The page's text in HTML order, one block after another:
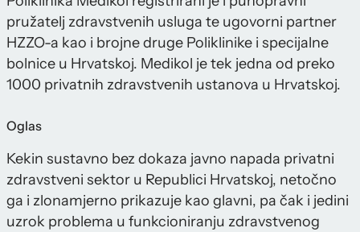
pružatelj zdravstvenih usluga te ugovorni partner
HZZO-a kao i brojne druge Poliklinike i specijalne
bolnice u Hrvatskoj. Medikol je tek jedna od preko
1000 privatnih zdravstvenih ustanova u Hrvatskoj.
Oglas
Kekin sustavno bez dokaza javno napada privatni
zdravstveni sektor u Republici Hrvatskoj, netočno
ga i zlonamjerno prikazuje kao glavni, pa čak i jedini
uzrok problema u funkcioniranju zdravstvenog